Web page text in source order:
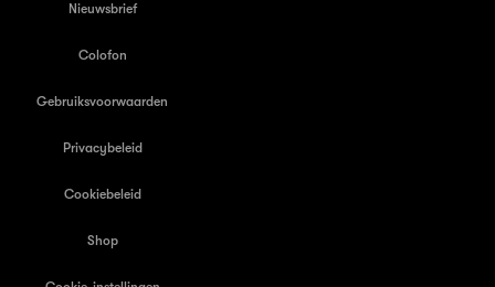
Nieuwsbrief
Colofon
Gebruiksvoorwaarden
Privacybeleid
Cookiebeleid
Shop